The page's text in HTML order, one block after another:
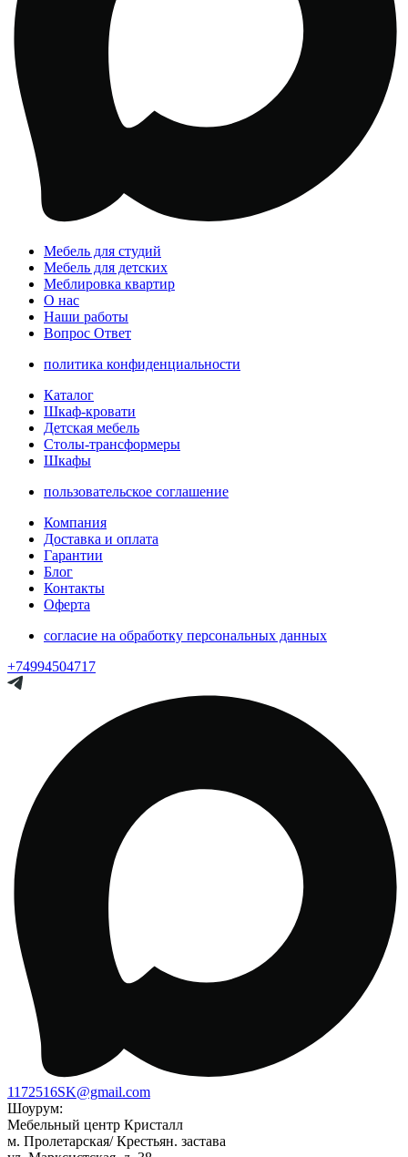
Мебель для студий
Мебель для детских
Меблировка квартир
О нас
Наши работы
Вопрос Ответ
политика конфиденциальности
Каталог
Шкаф-кровати
Детская мебель
Столы-трансформеры
Шкафы
пользовательское соглашение
Компания
Доставка и оплата
Гарантии
Блог
Контакты
Оферта
согласие на обработку персональных данных
+74994504717
1172516SK@gmail.com
Шоурум:
Мебельный центр Кристалл
м. Пролетарская/ Крестьян. застава